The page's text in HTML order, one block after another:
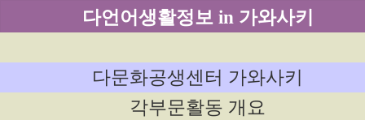
다언어생활정보 in 가와사키
다문화공생센터 가와사키
각부문활동 개요